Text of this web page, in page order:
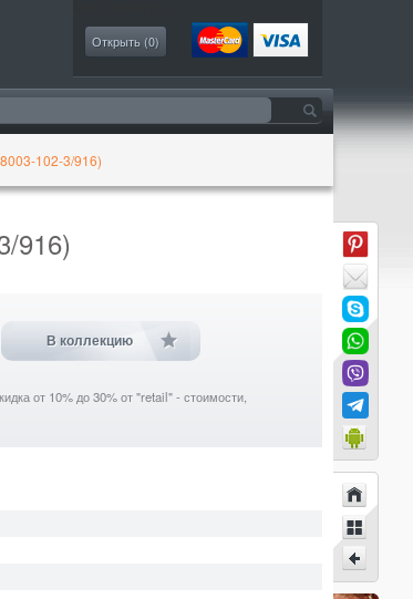
Открыть (0)
102-3/916)
916)
В коллекцию
от 10% до 30% от "retail" - стоимости,